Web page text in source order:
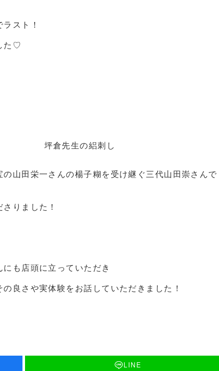
スト！
た♡
坪倉先生の絽刺し
山田栄一さんの楊子糊を受け継ぐ三代山田崇さんで
りました！
も店頭に立っていただき
良さや実体験をお話していただきました！
LINE